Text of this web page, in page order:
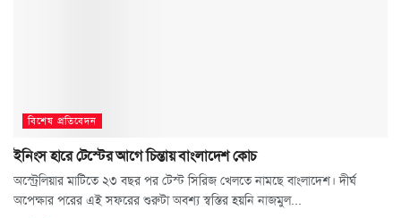
বিশেষ প্রতিবেদন
ইনিংস হারে টেস্টের আগে চিন্তায় বাংলাদেশ কোচ
অস্ট্রেলিয়ার মাটিতে ২৩ বছর পর টেস্ট সিরিজ খেলতে নামছে বাংলাদেশ। দীর্ঘ
অপেক্ষার পরের এই সফরের শুরুটা অবশ্য স্বস্তির হয়নি নাজমুল...